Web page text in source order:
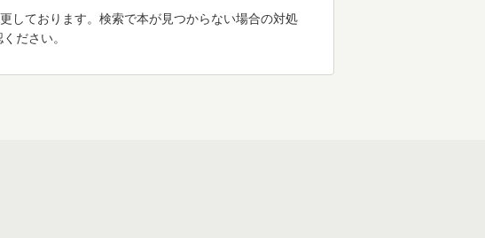
しております。検索で本が見つからない場合の対処
ださい。